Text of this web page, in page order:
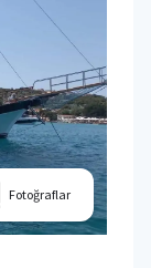
Fotoğraflar